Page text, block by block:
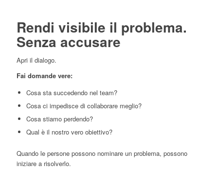
Rendi visibile il problema.
Senza accusare
Apri il dialogo.
Fai domande vere:
Cosa sta succedendo nel team?
Cosa ci impedisce di collaborare meglio?
Cosa stiamo perdendo?
Qual è il nostro vero obiettivo?
Quando le persone possono nominare un problema, possono
iniziare a risolverlo.